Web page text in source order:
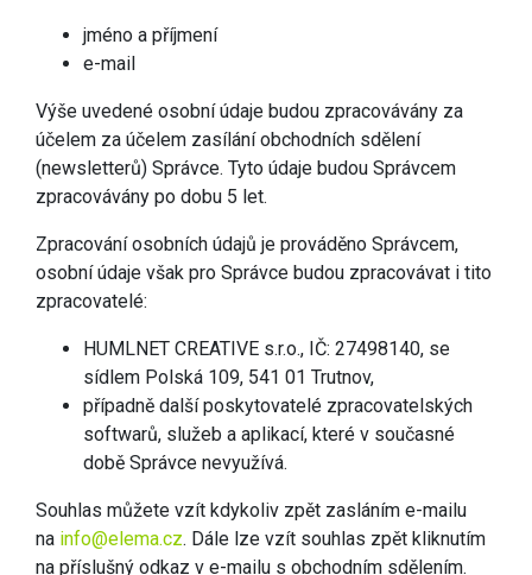
jméno a příjmení
e-mail
Výše uvedené osobní údaje budou zpracovávány za
účelem za účelem zasílání obchodních sdělení
(newsletterů) Správce. Tyto údaje budou Správcem
zpracovávány po dobu 5 let.
Zpracování osobních údajů je prováděno Správcem,
osobní údaje však pro Správce budou zpracovávat i tito
zpracovatelé:
HUMLNET CREATIVE s.r.o., IČ: 27498140, se
sídlem Polská 109, 541 01 Trutnov,
případně další poskytovatelé zpracovatelských
softwarů, služeb a aplikací, které v současné
době Správce nevyužívá.
Souhlas můžete vzít kdykoliv zpět zasláním e-mailu
na info@elema.cz. Dále lze vzít souhlas zpět kliknutím
na příslušný odkaz v e-mailu s obchodním sdělením.